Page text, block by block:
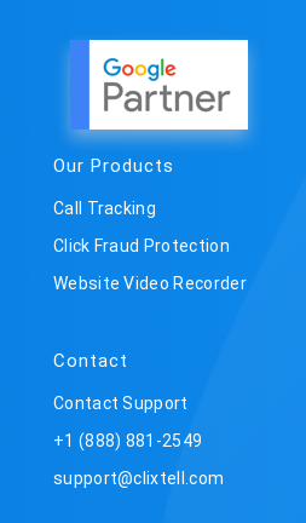
Our Products
Call Tracking
Click Fraud Protection
Website Video Recorder
Contact
Contact Support
+1 (888) 881-2549
support@clixtell.com